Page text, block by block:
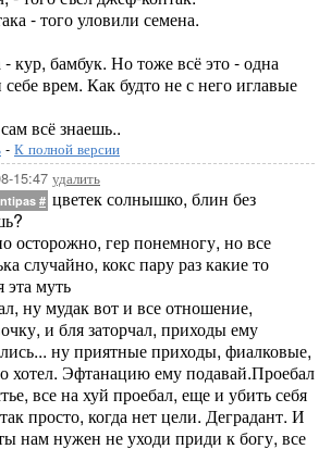
- того уловили семена.
кур, бамбук. Но тоже всё это - одна
врем. Как будто не с него иглавые
всё знаешь..
- К полной версии
15:47 удалить
# цветек солнышко, блин без
осторожно, гер понемногу, но все
случайно, кокс пару раз какие то
эта муть
ну мудак вот и все отношение,
и бля заторчал, приходы ему
ну приятные приходы, фиалковые,
хотел. Эфтанацию ему подавай.Проебал
все на хуй проебал, еще и убить себя
просто, когда нет цели. Деградант. И
нам нужен не уходи приди к богу, все